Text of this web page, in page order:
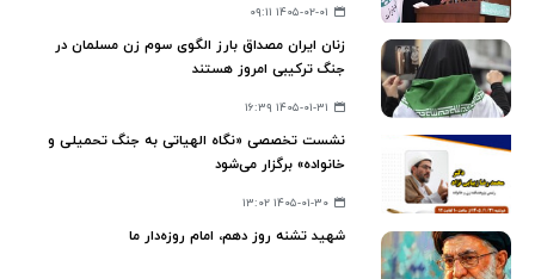
۱۴۰۵-۰۲-۰۱ ۰۹:۱۱
زنان ایران مصداق بارز الگوی سوم زن مسلمان در
جنگ ترکیبی امروز هستند
۱۴۰۵-۰۱-۳۱ ۱۶:۳۹
نشست تخصصی «نگاه الهیاتی به جنگ تحمیلی و
خانواده» برگزار می‌شود
۱۴۰۵-۰۱-۳۰ ۱۳:۰۲
شهید تشنه روز دهم، امام روزه‌دار ما